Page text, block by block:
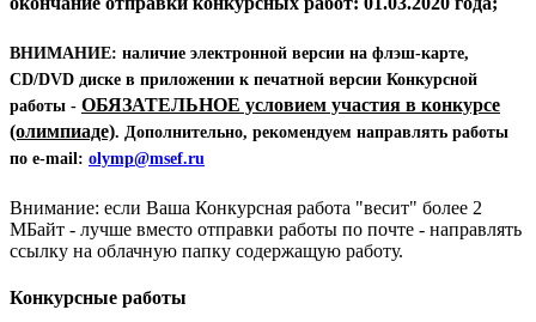
ВНИМАНИЕ: наличие электронной версии на флэш-карте,
CD/DVD диске в приложении к печатной версии Конкурсной
работы - ОБЯЗАТЕЛЬНОЕ условием участия в конкурсе
(олимпиаде). Дополнительно, рекомендуем направлять работы
по e-mail: olymp@msef.ru
Внимание: если Ваша Конкурсная работа "весит" более 2
МБайт - лучше вместо отправки работы по почте - направлять
ссылку на облачную папку содержащую работу.
Конкурсные работы